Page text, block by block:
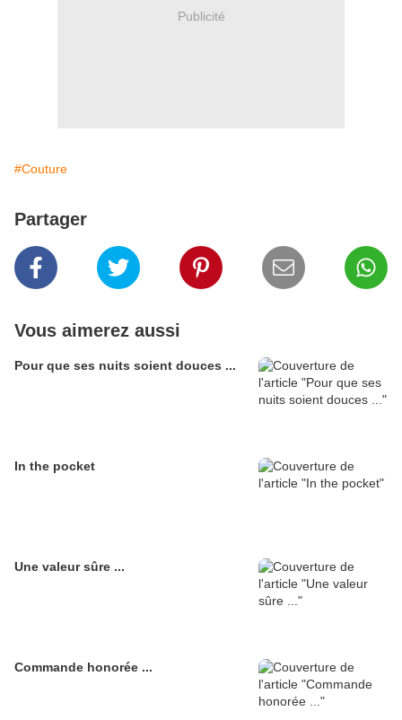
Publicité
#Couture
Partager
Vous aimerez aussi
Pour que ses nuits soient douces ...
In the pocket
Une valeur sûre ...
Commande honorée ...